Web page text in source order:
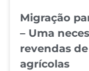
Migração
– Uma
revendas
agrícolas